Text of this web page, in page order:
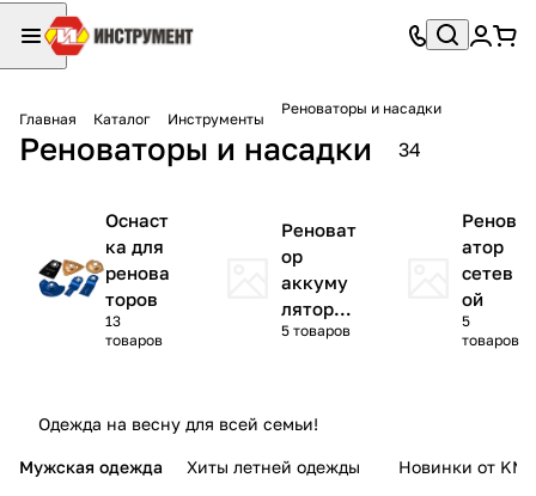
Главная Каталог Инструменты
Реноваторы и насадки
Реноваторы и насадки 34
Оснаст
ка для
ренова
торов
13
товаров
Реноват
ор
аккуму
ляторн
ый
5 товаров
Ренов
атор
сетев
ой
5
товаров
Одежда на весну для всей семьи!
Мужская одежда Хиты летней одежды Новинки от KMI